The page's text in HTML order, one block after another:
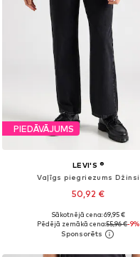
PIEDĀVĀJUMS
LEVI'S ®
Vaļīgs piegriezums Džinsi
50,92 €
+7
Pieejams daudzos izmēros
Pievienot grozam
Sākotnējā cena: 69,95 €
Pēdējā zemākā cena:55,96 €-9%